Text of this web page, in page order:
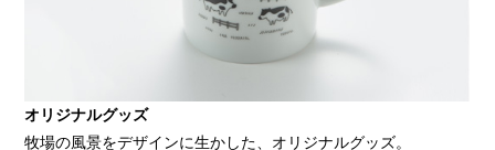
オリジナルグッズ
牧場の風景をデザインに生かした、オリジナルグッズ。